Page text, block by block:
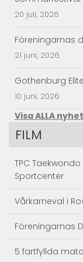
20 juli, 2026
Föreningarnas
21 juni, 2026
Gothenburg
10 juni, 2026
Visa ALLA
FILM
TPC
Sportcenter
Vårkarneval i
Föreningarnas
5 fartfyllda